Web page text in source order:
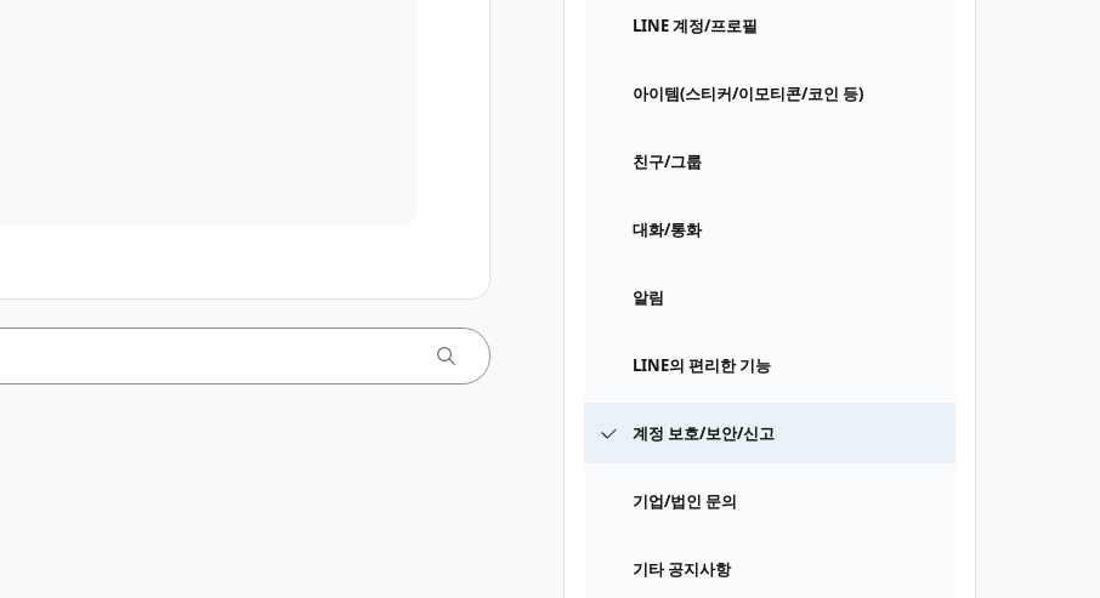
LINE 계정/프로필
아이템(스티커/이모티콘/코인 등)
친구/그룹
대화/통화
알림
LINE의 편리한 기능
계정 보호/보안/신고
기업/법인 문의
기타 공지사항